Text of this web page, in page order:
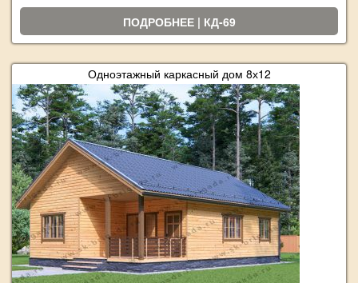
ПОДРОБНЕЕ | КД-69
Одноэтажный каркасный дом 8х12